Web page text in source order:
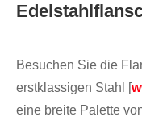
Besuchen Sie die
erstklassigen Stahl [
eine breite Palette